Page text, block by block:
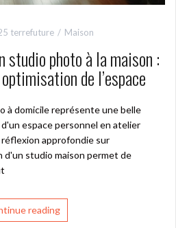
terrefuture Maison
studio photo à la maison :
de l’espace
à domicile représente une belle
espace personnel en atelier
approfondie sur
d'un studio maison permet de
reading